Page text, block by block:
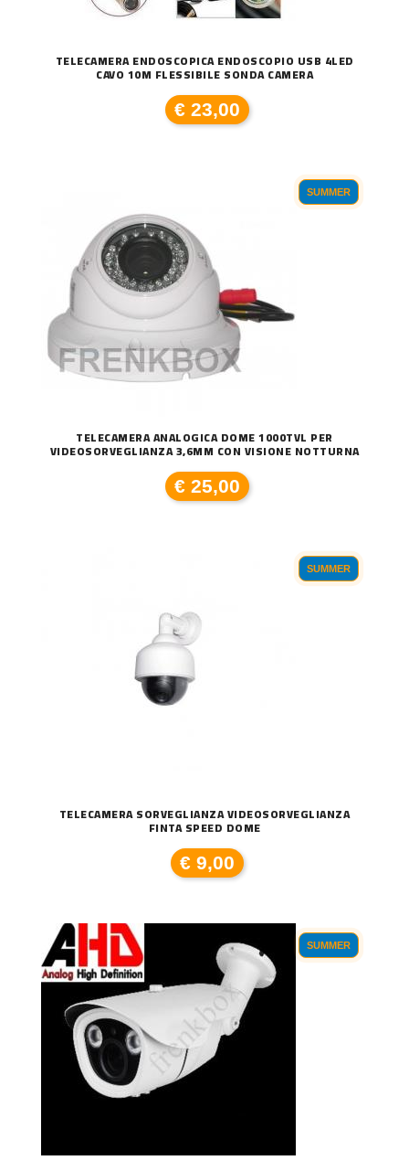
TELECAMERA ENDOSCOPICA ENDOSCOPIO USB 4LED
CAVO 10M FLESSIBILE SONDA CAMERA
€ 23,00
SUMMER
TELECAMERA ANALOGICA DOME 1000TVL PER
VIDEOSORVEGLIANZA 3,6MM CON VISIONE NOTTURNA
€ 25,00
SUMMER
TELECAMERA SORVEGLIANZA VIDEOSORVEGLIANZA
FINTA SPEED DOME
€ 9,00
SUMMER